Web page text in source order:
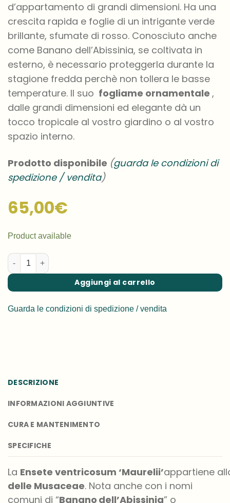
d’appartamento di grandi dimensioni. Ha una
crescita rapida e foglie di un intrigante verde
brillante, sfumate di rosso. Conosciuto anche
come Banano dell’Abissinia, se coltivata in
esterno, è necessario proteggerla durante la
stagione fredda perchè non tollera le basse
temperature. Il suo fogliame ornamentale ,
dalle grandi dimensioni ed elegante dà un
tocco tropicale al vostro giardino o al vostro
spazio interno.
Prodotto disponibile (guarda le condizioni di
spedizione / vendita)
65,00€
Product available
Ensete ventricosum ‘Maurelii’ - Banano dell’Abissinia –
Aggiungi al carrello
Guarda le condizioni di spedizione / vendita
DESCRIZIONE
INFORMAZIONI AGGIUNTIVE
CURA E MANTENIMENTO
SPECIFICHE
La Ensete ventricosum ‘Maurelii’appartiene
delle Musaceae. Nota anche con i nomi
comuni di “Banano dell’Abissinia” o